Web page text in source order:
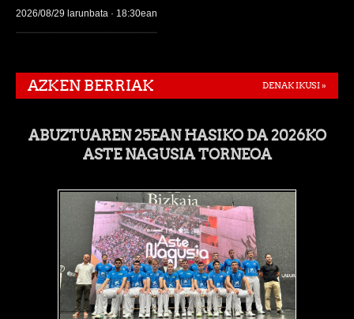
2026/08/29 larunbata · 18:30ean
AZKEN BERRIAK DENAK IKUSI »
ABUZTUAREN 25EAN HASIKO DA 2026KO
ASTE NAGUSIA TORNEOA